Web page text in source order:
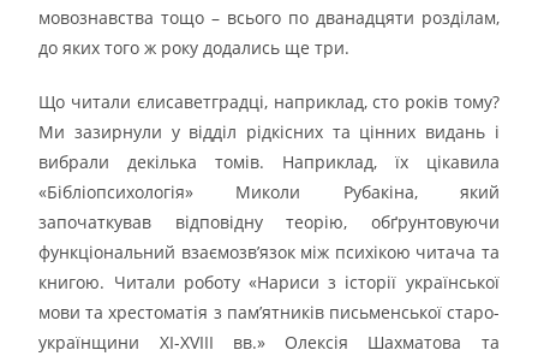
мовознавства тощо – всього по дванадцяти розділам,
до яких того ж року додались ще три.
Що читали єлисаветградці, наприклад, сто років тому?
Ми зазирнули у відділ рідкісних та цінних видань і
вибрали декілька томів. Наприклад, їх цікавила
«Бібліопсихологія» Миколи Рубакіна, який
започаткував відповідну теорію, обґрунтовуючи
функціональний взаємозв’язок між психікою читача та
книгою. Читали роботу «Нариси з історії української
мови та хрестоматія з пам’ятників письменської старо-
українщини XI-XVIII вв.» Олексія Шахматова та